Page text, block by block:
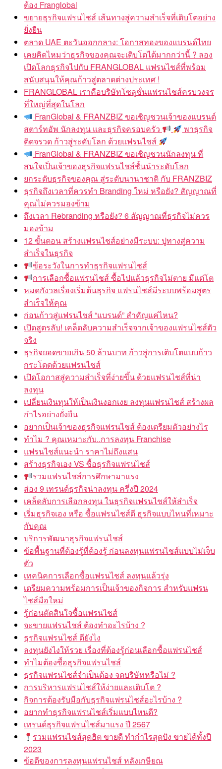
ต้อง Franglobal
ขยายธุรกิจแฟรนไชส์ เส้นทางสู่ความสำเร็จที่เติบโตอย่าง
ยั่งยืน
ตลาด UAE ตะวันออกกลาง: โอกาสทองของแบรนด์ไทย
เคยคิดไหมว่าธุรกิจของคุณจะเติบโตได้มากกว่านี้ ? ลอง
เปิดโลกธุรกิจไปกับ FRANGLOBAL แฟรนไชส์ที่พร้อม
สนับสนุนให้คุณก้าวสู่ตลาดต่างประเทศ !
FRANGLOBAL เราคือบริษัทโซลูชั่นแฟรนไชส์ครบวงจร
ที่ใหญ่ที่สุดในโลก
FranGlobal & FRANZBIZ ขอเชิญชวนเจ้าของแบรนด์
สตาร์ทอัพ นักลงทุน และธุรกิจครอบครัว
พาธุรกิจ
ติดจรวด ก้าวสู่ระดับโลก ด้วยแฟรนไชส์
FranGlobal & FRANZBIZ ขอเชิญชวนนักลงทุน ที่
สนใจเป็นเจ้าของธุรกิจแฟรนไชส์ชั้นนำระดับโลก
ยกระดับธุรกิจของคุณ สู่ระดับนานาชาติ กับ FRANZBIZ
ธุรกิจถึงเวลาที่ควรทำ Branding ใหม่ หรือยัง? สัญญาณที่
คุณไม่ควรมองข้าม
ถึงเวลา Rebranding หรือยัง? 6 สัญญาณที่ธุรกิจไม่ควร
มองข้าม
12 ขั้นตอน สร้างแฟรนไชส์อย่างมีระบบ: ปูทางสู่ความ
สำเร็จในธุรกิจ
ข้อระวังในการทำธุรกิจแฟรนไชส์
การเลือกซื้อแฟรนไชส์ ซื้อไปแล้วธุรกิจไม่ตาย มีแต่โต
หมดกังวลเรื่องเริ่มต้นธุรกิจ แฟรนไชส์มีระบบพร้อมสูตร
สำเร็จให้คุณ
ก่อนก้าวสู่แฟรนไชส์ “แบรนด์” สำคัญแค่ไหน?
เปิดสูตรลับ! เคล็ดลับความสำเร็จจากเจ้าของแฟรนไชส์ตัว
จริง
ธุรกิจยอดขายเกิน 50 ล้านบาท ก้าวสู่การเติบโตแบบก้าว
กระโดดด้วยแฟรนไชส์
เปิดโอกาสสู่ความสำเร็จที่ง่ายขึ้น ด้วยแฟรนไชส์ที่น่า
ลงทุน
เปลี่ยนเงินทุนให้เป็นเงินงอกเงย ลงทุนแฟรนไชส์ สร้างผล
กำไรอย่างยั่งยืน
อยากเป็นเจ้าของธุรกิจแฟรนไชส์ ต้องเตรียมตัวอย่างไร
ทำไม ? คุณเหมาะกับ..การลงทุน Franchise
แฟรนไชส์แนะนำ ราคาไม่ถึงแสน
สร้างธุรกิจเอง VS ซื้อธุรกิจแฟรนไชส์
รวมแฟรนไชส์การศึกษามาแรง
ส่อง 9 เทรนด์ธุรกิจน่าลงทุน ครึ่งปี 2024
เคล็ดลับการเลือกลงทุน ในธุรกิจแฟรนไชส์ให้สำเร็จ
เริ่มธุรกิจเอง หรือ ซื้อแฟรนไชส์ดี ธุรกิจแบบไหนที่เหมาะ
กับคุณ
บริการพัฒนาธุรกิจแฟรนไชส์
ข้อพื้นฐานที่ต้องรู้ที่ต้องรู้ ก่อนลงทุนแฟรนไชส์แบบไม่เจ็บ
ตัว
เทคนิคการเลือกซื้อแฟรนไชส์ ลงทุนแล้วรุ่ง
เตรียมความพร้อมการเป็นเจ้าของกิจการ สำหรับแฟรน
ไชส์มือใหม่
รู้ก่อนตัดสินใจซื้อแฟรนไชส์
จะขายแฟรนไชส์ ต้องทำอะไรบ้าง ?
ธุรกิจแฟรนไชส์ ดียังไง
ลงทุนยังไงให้รวย เรื่องที่ต้องรู้ก่อนเลือกซื้อแฟรนไชส์
ทำไมต้องซื้อธุรกิจแฟรนไชส์
ธุรกิจแฟรนไชส์จำเป็นต้อง จดบริษัทหรือไม่ ?
การบริหารแฟรนไชส์ให้ง่ายและเติบโต ?
กิจการต้องรับมือกับธุรกิจแฟรนไชส์อะไรบ้าง ?
อยากทำธุรกิจแฟรนไชส์เริ่มแบบไหนดี?
เทรนด์ธุรกิจแฟรนไชส์มาแรง ปี 2567
รวมแฟรนไชส์สุดฮิต ขายดี ทำกำไรสุดปัง ขายได้ทั้งปี
2023
ข้อดีของการลงทุนแฟรนไชส์ หลังเกษียณ